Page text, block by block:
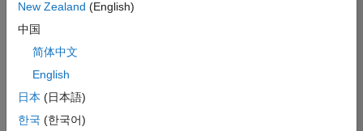
ご
希
望
地
域
New Zealand (English)
中国
简体中文
English
日本 (日本語)
한국 (한국어)